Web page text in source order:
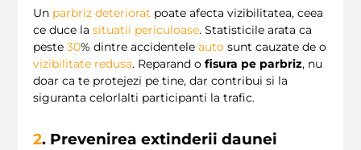
Un parbriz deteriorat poate afecta vizibilitatea, ceea
ce duce la situatii periculoase. Statisticile arata ca
peste 30% dintre accidentele auto sunt cauzate de o
vizibilitate redusa. Reparand o fisura pe parbriz, nu
doar ca te protejezi pe tine, dar contribui si la
siguranta celorlalti participanti la trafic.
2. Prevenirea extinderii daunei